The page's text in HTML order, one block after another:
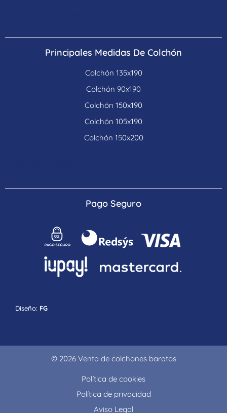
Principales Medidas De Colchón
Colchón 135x190
Colchón 90x190
Colchón 150x190
Colchón 105x190
Colchón 150x200
Pago Seguro
Diseño: FG
© 2026 Venta de colchones baratos
Política de cookies
Política de privacidad
Aviso Legal